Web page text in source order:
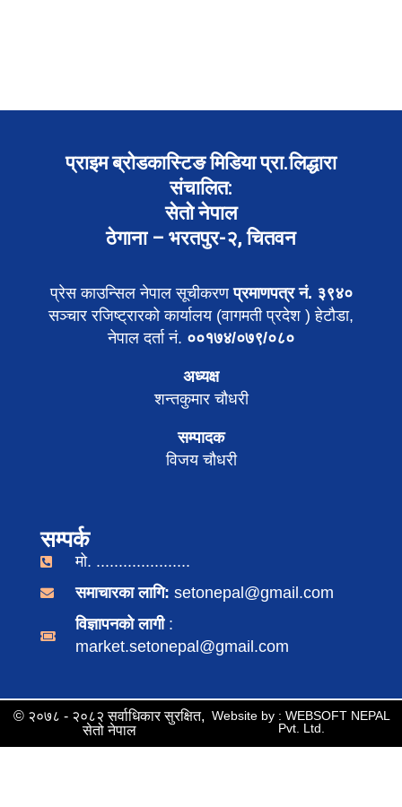
प्राइम ब्रोडकास्टिङ मिडिया प्रा.लिद्धारा
संचालित:
सेतो नेपाल
ठेगाना – भरतपुर-२, चितवन
प्रेस काउन्सिल नेपाल सूचीकरणप्रमाणपत्र नं. ३९४०
सञ्चार रजिष्ट्रारको कार्यालय (वागमती प्रदेश ) हेटौडा,
नेपाल दर्ता नं. ००१७४/०७९/०८०
अध्यक्ष
शन्तकुमार चौधरी
सम्पादक
विजय चौधरी
सम्पर्क
मो. .....................
समाचारका लागि: setonepal@gmail.com
विज्ञापनको लागी :
market.setonepal@gmail.com
© २०७८ - २०८२ सर्वाधिकार सुरक्षित,
सेतो नेपाल
Website by : WEBSOFT NEPAL
Pvt. Ltd.